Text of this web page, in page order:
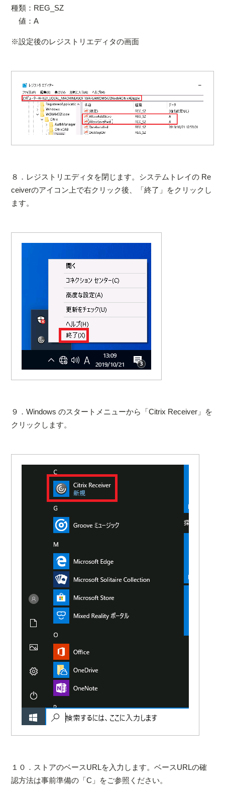
種類：REG_SZ
値：A
※設定後のレジストリエディタの画面
８．レジストリエディタを閉じます。システムトレイの Re
ceiverのアイコン上で右クリック後、「終了」をクリックし
ます。
９．Windows のスタートメニューから「Citrix Receiver」を
クリックします。
１０．ストアのベースURLを入力します。ベースURLの確
認方法は事前準備の「C」をご参照ください。